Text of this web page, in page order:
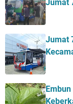
Jumat
Jumat